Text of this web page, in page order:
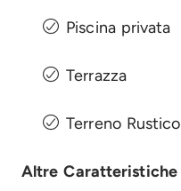
Piscina privata
Terrazza
Terreno Rustico
Altre Caratteristiche